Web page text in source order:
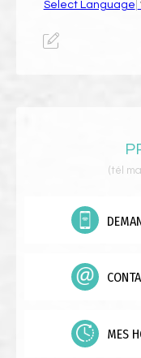
Select Language
(tél
MES